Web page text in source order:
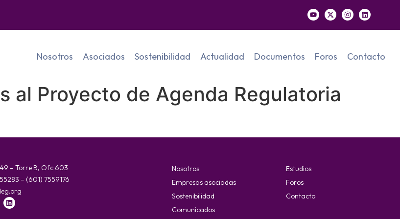
Nosotros Asociados Sostenibilidad Actualidad Documentos Foros Contacto
al Proyecto de Agenda Regulatoria
– Torre B, Ofc 603
– (601) 7559176
Nosotros
Empresas asociadas
Sostenibilidad
Comunicados
Estudios
Foros
Contacto